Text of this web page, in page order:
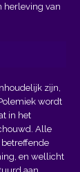
herleving van
zijn,
wordt
in het
Alle
en wellicht